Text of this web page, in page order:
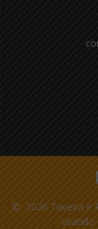
© 2026 Taveira e
usando